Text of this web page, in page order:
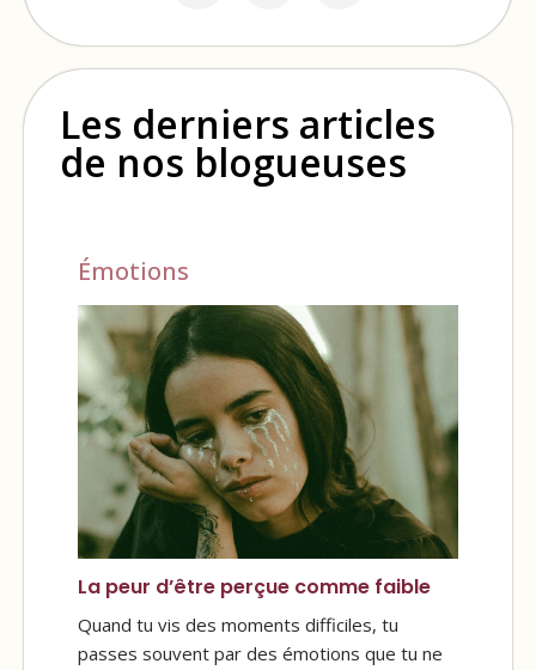
Les derniers articles
de nos blogueuses
Émotions
La peur d’être perçue comme faible
Quand tu vis des moments difficiles, tu
passes souvent par des émotions que tu ne